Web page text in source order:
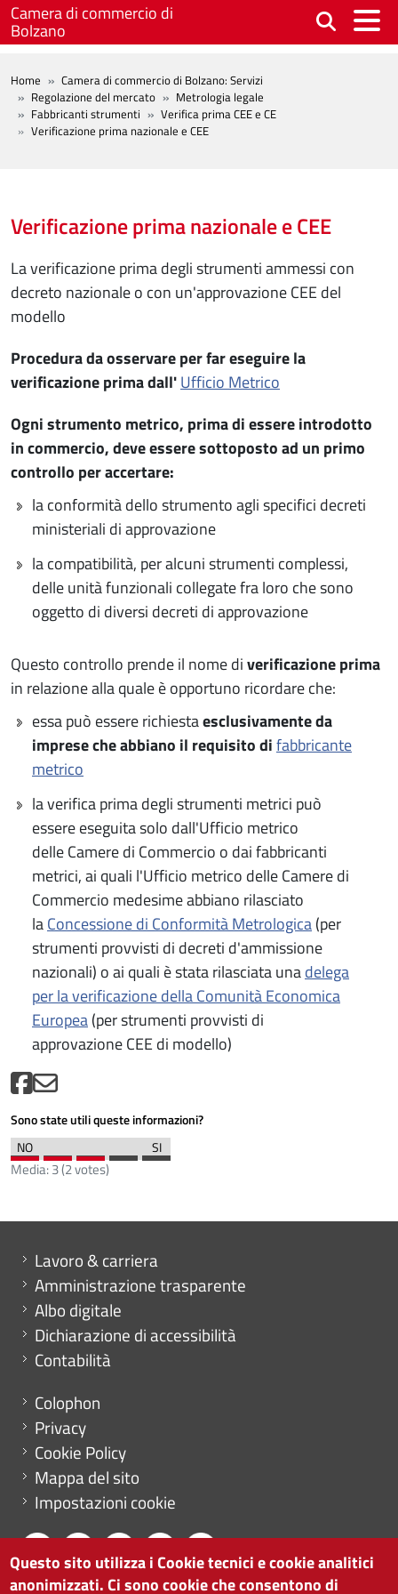
Salta al contenuto principale
Camera di commercio di
Bolzano
BREADCRUMB
Home
Camera di commercio di Bolzano: Servizi
Regolazione del mercato
Metrologia legale
Fabbricanti strumenti
Verifica prima CEE e CE
Verificazione prima nazionale e CEE
Verificazione prima nazionale e CEE
La verificazione prima degli strumenti ammessi con
decreto nazionale o con un'approvazione CEE del
modello
Procedura da osservare per far eseguire la
verificazione prima dall'Ufficio Metrico
Ogni strumento metrico, prima di essere introdotto
in commercio, deve essere sottoposto ad un primo
controllo per accertare:
la conformità dello strumento agli specifici decreti
ministeriali di approvazione
la compatibilità, per alcuni strumenti complessi,
delle unità funzionali collegate fra loro che sono
oggetto di diversi decreti di approvazione
Questo controllo prende il nome diverificazione prima
in relazione alla quale è opportuno ricordare che:
essa può essere richiestaesclusivamente da
imprese che abbiano il requisito difabbricante
metrico
la verifica prima degli strumenti metrici può
essere eseguita solo dall'Ufficio metrico
delle Camere di Commercio o dai fabbricanti
metrici, ai quali l'Ufficio metrico delle Camere di
Commercio medesime abbiano rilasciato
laConcessione di Conformità Metrologica(per
strumenti provvisti di decreti d'ammissione
nazionali) o ai quali è stata rilasciata unadelega
per la verificazione della Comunità Economica
Europea(per strumenti provvisti di
approvazione CEE di modello)
Sono state utili queste informazioni?
Media:3(2votes)
Mini menu di servizio
Lavoro & carriera
Amministrazione trasparente
Albo digitale
Dichiarazione di accessibilità
Contabilità
Menu footer
Colophon
Privacy
Cookie Policy
Mappa del sito
Impostazioni cookie
Questo sito utilizza i Cookie tecnici e cookie analitici
anonimizzati. Ci sono cookie che consentono di